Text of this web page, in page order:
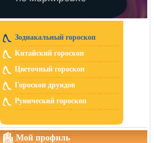
Зодиакальный гороскоп
Китайский гороскоп
Цветочный гороскоп
Гороскоп друидов
Рунический гороскоп
Мой профиль